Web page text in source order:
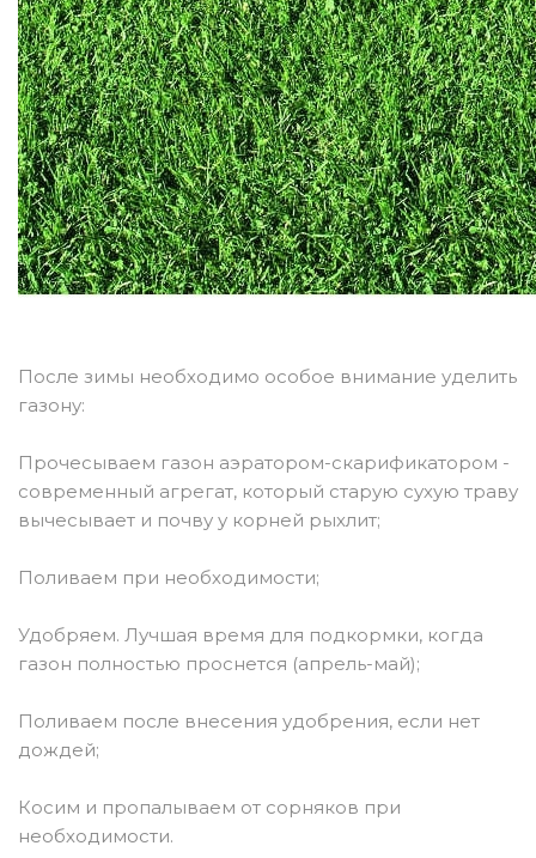
После зимы необходимо особое внимание уделить
газону:
Прочесываем газон аэратором-скарификатором -
современный агрегат, который старую сухую траву
вычесывает и почву у корней рыхлит;
Поливаем при необходимости;
Удобряем. Лучшая время для подкормки, когда
газон полностью проснется (апрель-май);
Поливаем после внесения удобрения, если нет
дождей;
Косим и пропалываем от сорняков при
необходимости.